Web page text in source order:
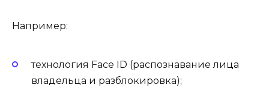
Например:
технология Face ID (распознавание лица
владельца и разблокировка);